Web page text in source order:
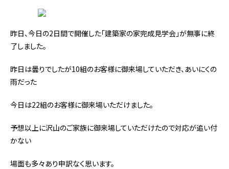
昨日、今日の2日間で開催した「建築家の家完成見学会」が無事に終
了しました。
昨日は曇りでしたが10組のお客様に御来場していただき、あいにくの
雨だった
今日は22組のお客様に御来場いただけました。
予想以上に沢山のご家族に御来場していただけたので対応が追い付
かない
場面も多々あり申訳なく思います。